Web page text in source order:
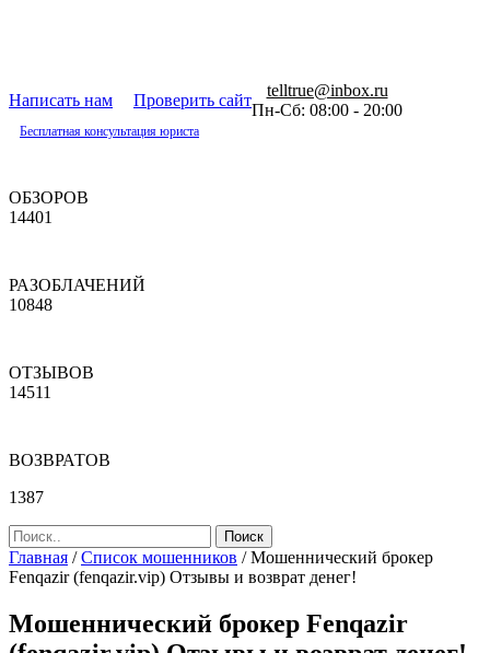
Написать нам Проверить сайт
telltrue@inbox.ru
Пн-Сб: 08:00 - 20:00
Бесплатная консультация юриста
ОБЗОРОВ
14401
РАЗОБЛАЧЕНИЙ
10848
ОТЗЫВОВ
14511
ВОЗВРАТОВ
1387
Главная /Список мошенников /Мошеннический брокер
Fenqazir (fenqazir.vip) Отзывы и возврат денег!
Мошеннический брокер Fenqazir